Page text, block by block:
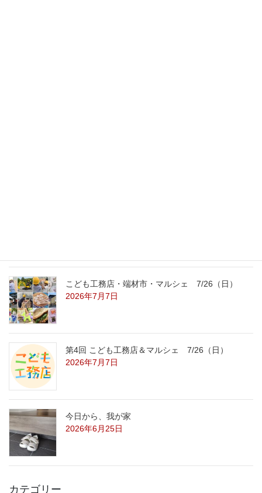
こども工務店・端材市・マルシェ 7/26（日）
2026年7月7日
第4回 こども工務店＆マルシェ 7/26（日）
2026年7月7日
今日から、我が家
2026年6月25日
カテゴリー